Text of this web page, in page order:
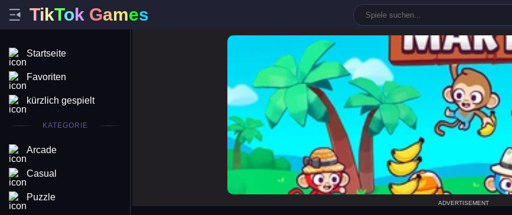
TikTok Games
Startseite
Favoriten
kürzlich gespielt
KATEGORIE
Arcade
Casual
Puzzle
monkey mart
ADVERTISEMENT